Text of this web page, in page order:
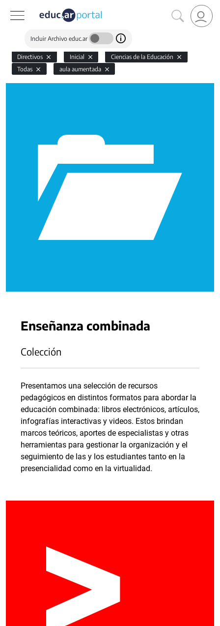
Incluir Archivo educ.ar
Directivos Inicial
Ciencias de la Educación
Todas
aula aumentada
Enseñanza combinada
Colección
Presentamos una selección de recursos
pedagógicos en distintos formatos para abordar la
educación combinada: libros electrónicos, artículos,
infografías interactivas y videos. Estos brindan
marcos teóricos, aportes de especialistas y otras
herramientas para gestionar la organización y el
seguimiento de las y los estudiantes tanto en la
presencialidad como en la virtualidad.